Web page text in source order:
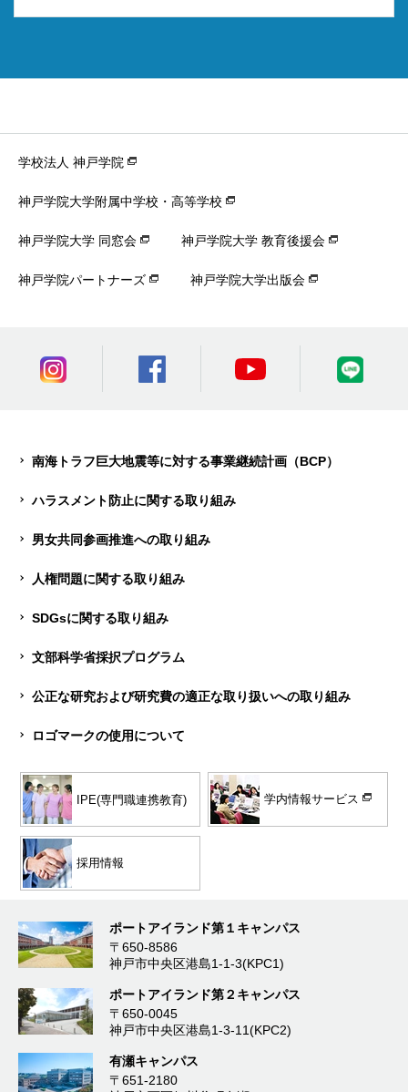
学校法人 神戸学院
神戸学院大学附属中学校・高等学校
神戸学院大学 同窓会 神戸学院大学 教育後援会
神戸学院パートナーズ 神戸学院大学出版会
南海トラフ巨大地震等に対する事業継続計画（BCP）
ハラスメント防止に関する取り組み
男女共同参画推進への取り組み
人権問題に関する取り組み
SDGsに関する取り組み
文部科学省採択プログラム
公正な研究および研究費の適正な取り扱いへの取り組み
ロゴマークの使用について
IPE(専門職連携教育) 学内情報サービス
採用情報
ポートアイランド第１キャンパス
〒650-8586
神戸市中央区港島1-1-3(KPC1)
ポートアイランド第２キャンパス
〒650-0045
神戸市中央区港島1-3-11(KPC2)
有瀬キャンパス
〒651-2180